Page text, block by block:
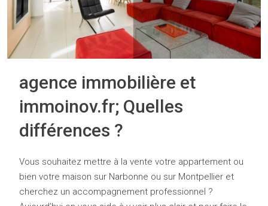
agence immobilière et
immoinov.fr; Quelles
différences ?
Vous souhaitez mettre à la vente votre appartement ou
bien votre maison sur Narbonne ou sur Montpellier et
cherchez un accompagnement professionnel ?